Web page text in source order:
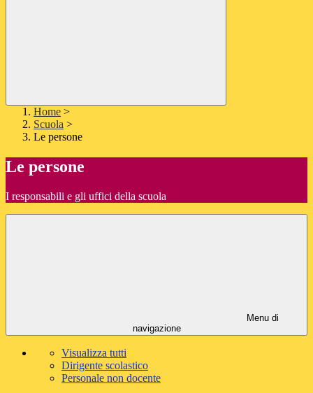
Home >
Scuola >
Le persone
Le persone
I responsabili e gli uffici della scuola
Menu di
navigazione
Visualizza tutti
Dirigente scolastico
Personale non docente